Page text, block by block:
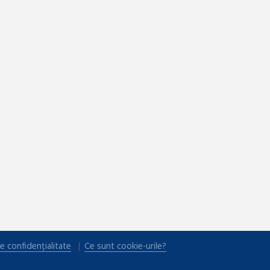
confidențialitate Ce sunt cookie-urile?